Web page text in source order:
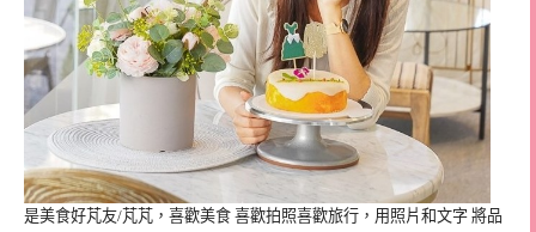
是美食好芃友/芃芃，喜歡美食 喜歡拍照喜歡旅行，用照片和文字 將品